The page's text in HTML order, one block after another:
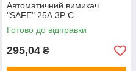
Автоматичний вимикач
"SAFE" 25А 3P С
Готово до відправки
295,04 ₴